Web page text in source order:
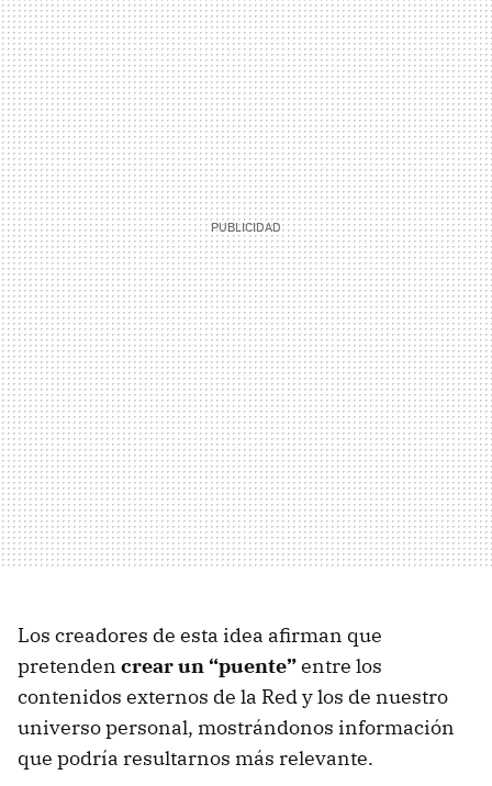
Los creadores de esta idea afirman que
pretenden crear un “puente”entre los
contenidos externos de la Red y los de nuestro
universo personal, mostrándonos información
que podría resultarnos más relevante.